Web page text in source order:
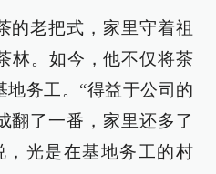
的老把式，家里守着祖
林。如今，他不仅将茶
务工。“得益于公司的
翻了一番，家里还多了
，光是在基地务工的村